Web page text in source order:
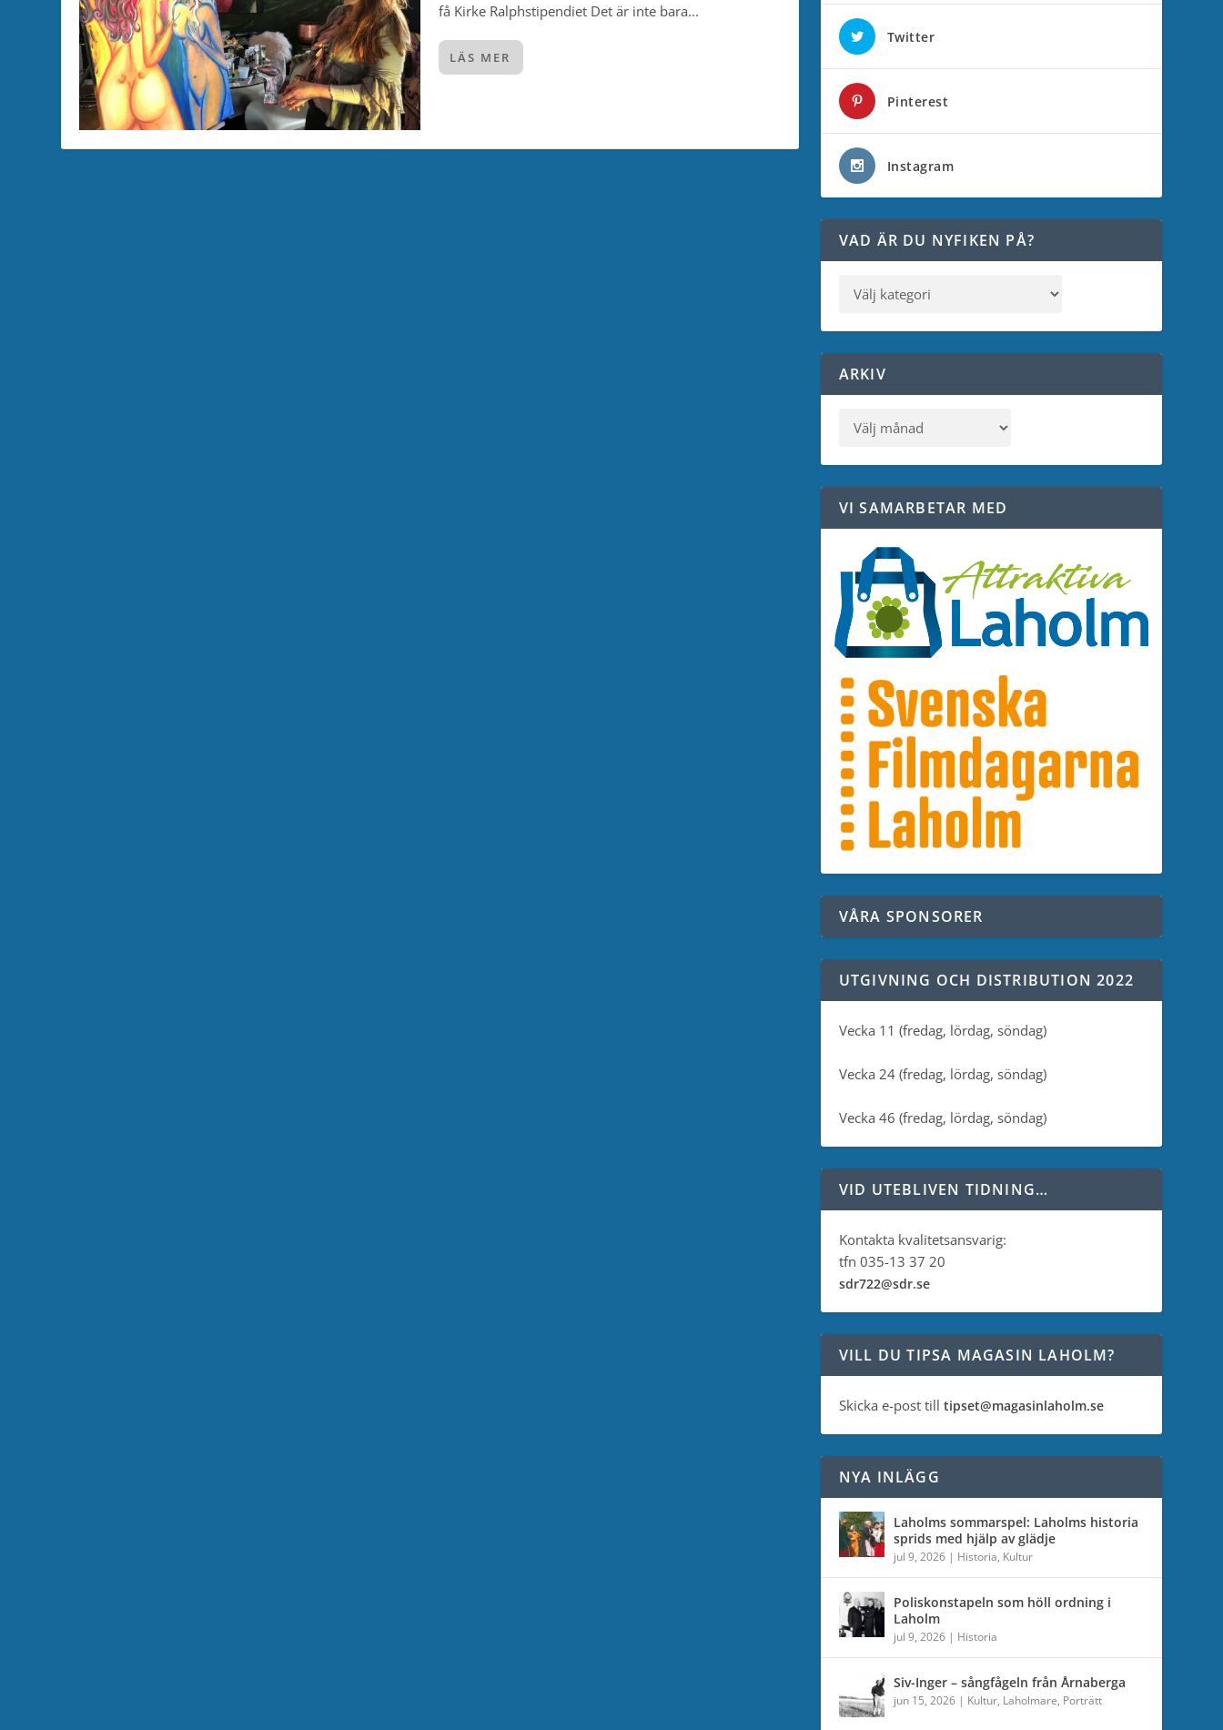
få Kirke Ralphstipendiet Det är inte bara...
LÄS MER
Twitter
Pinterest
Instagram
VAD ÄR DU NYFIKEN PÅ?
ARKIV
VI SAMARBETAR MED
VÅRA SPONSORER
UTGIVNING OCH DISTRIBUTION 2022
Vecka 11 (fredag, lördag, söndag)
Vecka 24 (fredag, lördag, söndag)
Vecka 46 (fredag, lördag, söndag)
VID UTEBLIVEN TIDNING…
Kontakta kvalitetsansvarig:
tfn 035-13 37 20
sdr722@sdr.se
VILL DU TIPSA MAGASIN LAHOLM?
Skicka e-post till tipset@magasinlaholm.se
NYA INLÄGG
Laholms sommarspel: Laholms historia
sprids med hjälp av glädje
jul 9, 2026| Historia, Kultur
Poliskonstapeln som höll ordning i
Laholm
jul 9, 2026| Historia
Siv-Inger – sångfågeln från Årnaberga
jun 15, 2026| Kultur, Laholmare, Porträtt